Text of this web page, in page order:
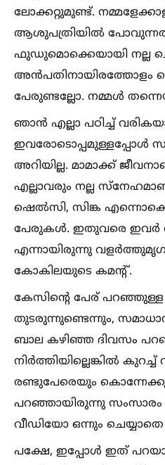
ലോക്കറ്റുമുണ്ട്.
ആശുപത്രിയില്‍
ഫുഡുമൊക്കെയായി നല്ല
അന്‍പതിനായിരത്തോളം
പേരുണ്ടല്ലോ. നമ്മള്‍
ഞാന്‍ എല്ലാ പഠിച്ച്‌
ഇവരോടൊപ്പമുള്ളപ്പോള്‍
അറിയില്ല. മാമാക്ക്
എല്ലാവരും നല്ല
ഷെല്‍സി, സിങ്ക
പേരുകള്‍. ഇതുവരെ ഇവര്‍
എന്നായിരുന്നു
കോകിലയുടെ കമന്റ്.
കേസിന്റെ പേര് പറഞ്ഞുള്ള
തുടരുന്നുണ്ടെന്നും,
ബാല കഴിഞ്ഞ ദിവസം
നിര്‍ത്തിയില്ലെങ്കില്‍
രണ്ടുപേരെയും
പറഞ്ഞായിരുന്നു
വീഡിയോ ഒന്നും
പക്ഷേ, ഇപ്പോള്‍ ഇത്